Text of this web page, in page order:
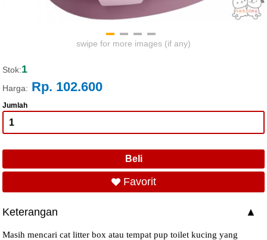
swipe for more images (if any)
Stok:1
Harga: Rp. 102.600
Jumlah
Favorit
Keterangan
Masih mencari cat litter box atau tempat pup toilet kucing yang